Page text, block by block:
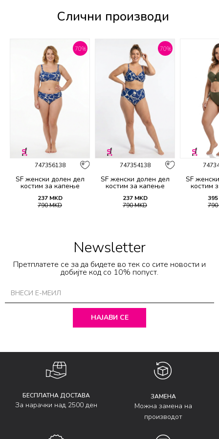
Слични производи
70%
747356138
SF женски долен дел
костим за капење
237 MKD
790MKD
70%
747354138
SF женски долен дел
костим за капење
237 MKD
790MKD
SF
костим
395
790
Newsletter
Претплатете се за да бидете во тек со сите новости и
добијте код со 10% попуст.
НАЈАВИ СЕ
БЕСПЛАТНА ДОСТАВА
За нарачки над 2500 ден
ЗАМЕНА
Можна замена на
производот